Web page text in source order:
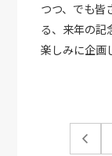
つつ、でも皆
る、来年の記
楽しみに企画